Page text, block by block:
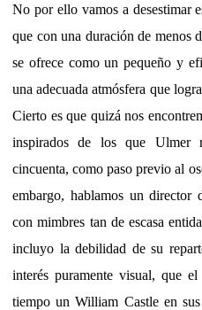
No por ello vamos a desestimar
que con una duración de menos
se ofrece como un pequeño y
una adecuada atmósfera que
Cierto es que quizá nos
inspirados de los que Ulmer
cincuenta, como paso previo al
embargo, hablamos un
con mimbres tan de escasa
incluyo la debilidad de su
interés puramente visual, que
tiempo un William Castle en